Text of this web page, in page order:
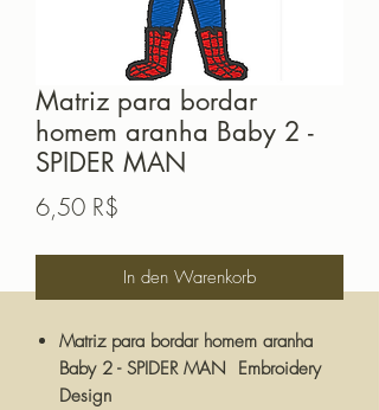
Matriz para bordar
homem aranha Baby 2 -
SPIDER MAN
6,50 R$
In den Warenkorb
Matriz para bordar homem aranha
Baby 2 - SPIDER MAN Embroidery
Design